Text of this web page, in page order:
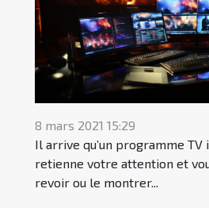
8 mars 2021 15:29
Il arrive qu’un programme
retienne votre attention et
revoir ou le montrer...